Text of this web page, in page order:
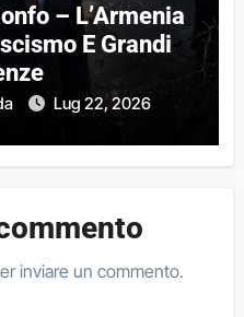
– L’Armenia
E Grandi
Lug 22, 2026
inviare un commento.